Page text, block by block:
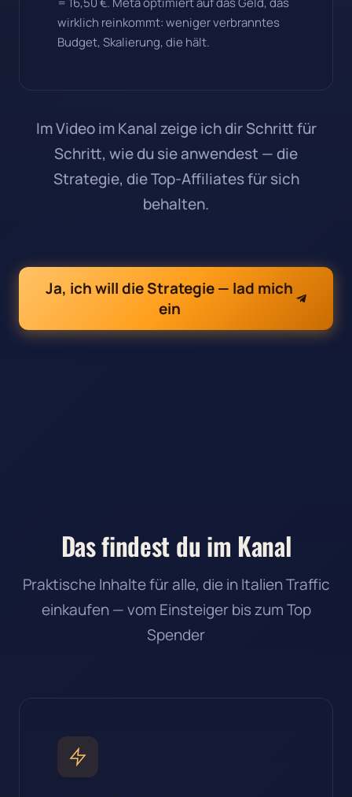
wirklich reinkommt: weniger verbranntes
Budget, Skalierung, die hält.
Im Video im Kanal zeige ich dir Schritt für
Schritt, wie du sie anwendest — die
Strategie, die Top-Affiliates für sich
behalten.
Ja, ich will die Strategie — lad mich
ein
Das findest du im Kanal
Praktische Inhalte für alle, die in Italien Traffic
einkaufen — vom Einsteiger bis zum Top
Spender